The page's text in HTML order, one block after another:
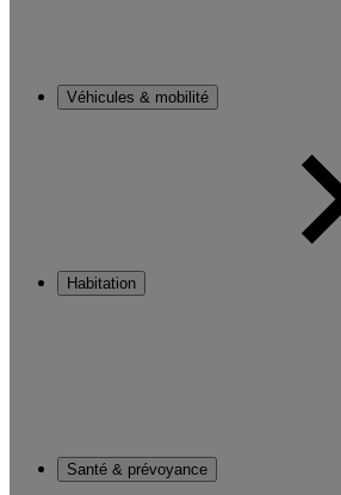
Véhicules & mobilité
Habitation
Santé & prévoyance